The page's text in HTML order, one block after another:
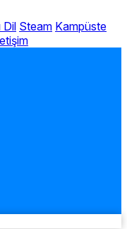
Dil Steam Kampüste